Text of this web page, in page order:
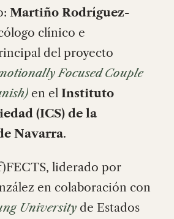
Martiño Rodríguez-
clínico e
del proyecto
Focused Couple
en el Instituto
(ICS) de la
Navarra.
liderado por
en colaboración con
University de Estados